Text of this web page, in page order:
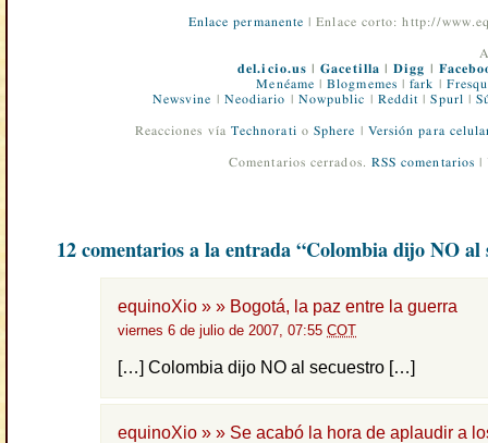
Enlace permanente | Enlace corto: http://
del.icio.us |Gacetilla |Digg |
Menéame |Blogmemes |fark |
Newsvine | Neodiario | Nowpublic | Reddit |Spurl |
Reacciones vía Technorati o Sphere | Versión para
Comentarios cerrados. RSS comentarios |
12 comentarios a la entrada “Colombia dijo NO al
equinoXio » » Bogotá, la paz entre la guerra
viernes 6 de julio de 2007, 07:55 COT
[…] Colombia dijo NO al secuestro […]
equinoXio » » Se acabó la hora de aplaudir a